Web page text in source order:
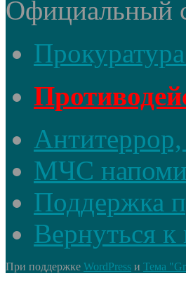
Официальный
МЧС
Поддержка
Вернуться к
При поддержке WordPress и Тема